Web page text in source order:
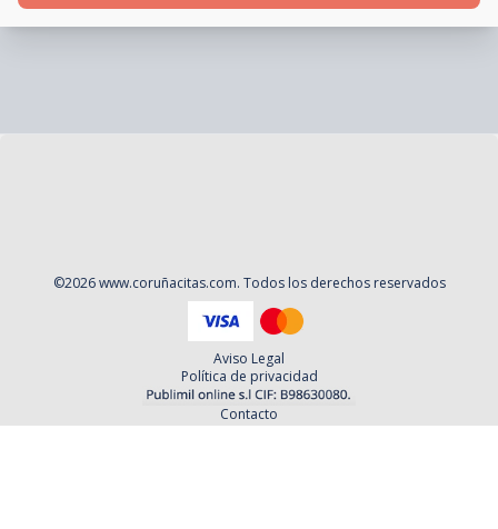
©2026 www.coruñacitas.com. Todos los derechos reservados
Aviso Legal
Política de privacidad
Contacto
Cookies